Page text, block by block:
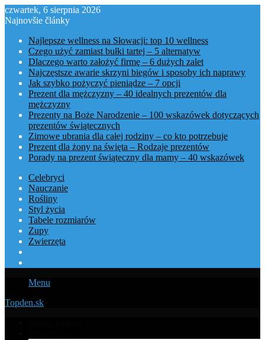
czwartek, 6 sierpnia 2026
Najnovšie články
Najlepsze wellness na Słowacji: top 10 wellness
Czego użyć zamiast bułki tartej – 5 alternatyw
Dlaczego warto założyć firmę – 6 dużych zalet
Najczęstsze awarie skrzyni biegów i sposoby ich naprawy
Jak szybko pożyczyć pieniądze – 7 opcji
Prezent dla mężczyzny – 40 idealnych prezentów dla
mężczyzny
Prezenty na Boże Narodzenie – 100 wskazówek dotyczących
prezentów świątecznych
Zimowe ubrania dla całej rodziny – co kto potrzebuje
Prezent dla żony na święta – Rodzaje prezentów
Porady na prezent świąteczny dla mamy – 40 wskazówek
Celebryci
Nauczanie
Rośliny
Styl życia
Tabele rozmiarów
Zupy
Zwierzęta
Menu
Topden.sk